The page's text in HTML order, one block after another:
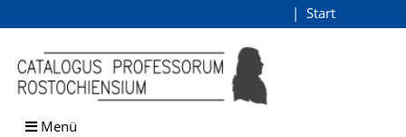
Browsen
direkt zum Inhalt
Start
Menü